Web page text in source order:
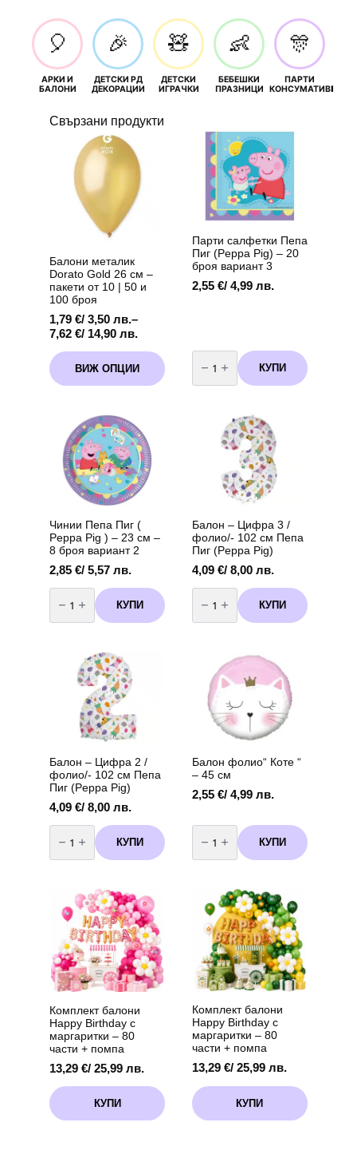
🎈
АРКИ И
БАЛОНИ
🎉
ДЕТСКИ РД
ДЕКОРАЦИИ
🧸
ДЕТСКИ
ИГРАЧКИ
👶
БЕБЕШКИ
ПРАЗНИЦИ
🎊
ПАРТИ
КОНСУМАТИВИ
Свързани продукти
Балони металик
Dorato Gold 26 см –
пакети от 10 | 50 и
100 броя
1,79 €/ 3,50 лв.–
7,62 €/ 14,90 лв.
Price
1,79 €
/
3,50 лв.
14,90 лв.
ВИЖ ОПЦИИ
This
product
has
options
may
chosen
product
page
Парти салфетки Пепа
Пиг (Peppa Pig) – 20
броя вариант 3
2,55 €/ 4,99 лв.
количество
за
Парти
салфетки
вариант
КУПИ
Чинии Пепа Пиг (
Peppa Pig ) – 23 см –
8 броя вариант 2
2,85 €/ 5,57 лв.
количество
за
Чинии
Пепа
2
КУПИ
Балон – Цифра 3 /
фолио/- 102 см Пепа
Пиг (Peppa Pig)
4,09 €/ 8,00 лв.
количество
за
Балон
-
фолио/-
Пепа
Пиг
(Peppa
КУПИ
Балон – Цифра 2 /
фолио/- 102 см Пепа
Пиг (Peppa Pig)
4,09 €/ 8,00 лв.
количество
за
Балон
-
фолио/-
102
Пепа
Пиг
(Peppa
Pig)
КУПИ
Балон фолио“ Коте “
– 45 см
2,55 €/ 4,99 лв.
количество
за
Балон
фолио"
см
КУПИ
Комплект балони
Happy Birthday с
маргаритки – 80
части + помпа
13,29 €/ 25,99 лв.
КУПИ
Комплект балони
Happy Birthday с
маргаритки – 80
части + помпа
13,29 €/ 25,99 лв.
КУПИ